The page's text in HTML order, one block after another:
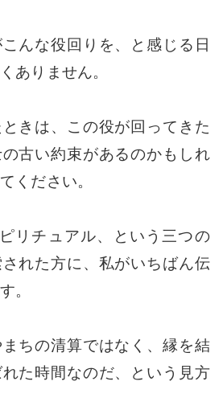
んな役回りを、と感じる日
ありません。
きは、この役が回ってきた
古い約束があるのかもしれ
ください。
リチュアル、という三つの
れた方に、私がいちばん伝
。
ちの清算ではなく、縁を結
た時間なのだ、という見方